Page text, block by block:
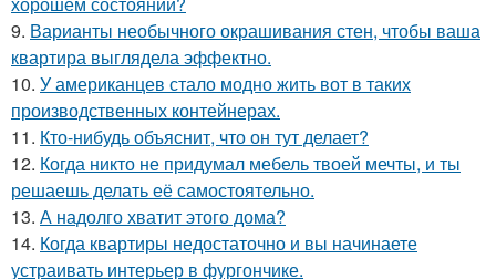
9. Варианты необычного окрашивания стен, чтобы ваша
квартира выглядела эффектно.
10. У американцев стало модно жить вот в таких
производственных контейнерах.
11. Кто-нибудь объяснит, что он тут делает?
12. Когда никто не придумал мебель твоей мечты, и ты
решаешь делать её самостоятельно.
13. А надолго хватит этого дома?
14. Когда квартиры недостаточно и вы начинаете
устраивать интерьер в фургончике.